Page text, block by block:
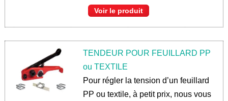
Voir le produit
TENDEUR POUR FEUILLARD PP
ou TEXTILE
Pour régler la tension d’un feuillard
PP ou textile, à petit prix, nous vous